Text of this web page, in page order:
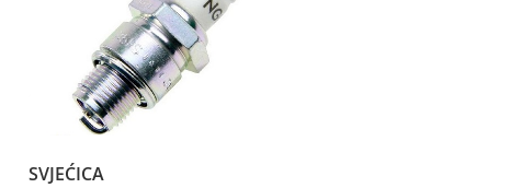
SVJEĆICA